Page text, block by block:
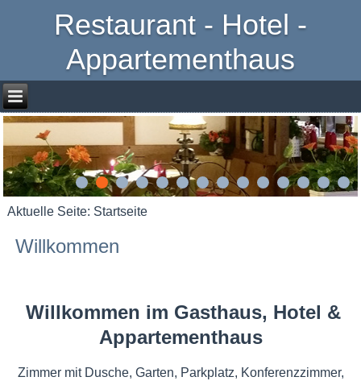
Restaurant - Hotel -
Appartementhaus
Aktuelle Seite: Startseite
Willkommen
Willkommen im Gasthaus, Hotel &
Appartementhaus
Zimmer mit Dusche, Garten, Parkplatz, Konferenzzimmer,